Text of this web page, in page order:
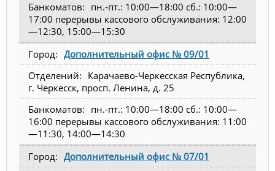
пн.-пт.: 10:00—18:00 сб.: 10:00—
17:00 перерывы кассового обслуживания: 12:00
—12:30, 15:00—15:30
Дополнительный офис № 09/01
Карачаево-Черкесская Республика,
г. Черкесск, просп. Ленина, д. 25
пн.-пт.: 10:00—18:00 сб.: 10:00—
16:00 перерывы кассового обслуживания: 11:00
—11:30, 14:00—14:30
Дополнительный офис № 07/01